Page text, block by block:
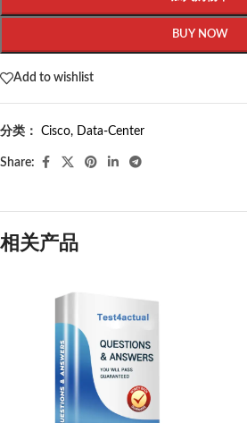
BUY NOW
Add to wishlist
分类： Cisco, Data-Center
Share:
相关产品